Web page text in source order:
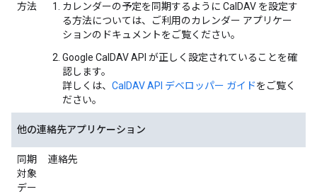
方法
カレンダーの予定を同期するように CalDAV を設定す
る方法については、ご利用のカレンダー アプリケー
ションのドキュメントをご覧ください。
Google CalDAV API が正しく設定されていることを確
認します。
詳しくは、 CalDAV API デベロッパー ガイドをご覧く
ださい。
他の連絡先アプリケーション
同期
対象
デー
連絡先